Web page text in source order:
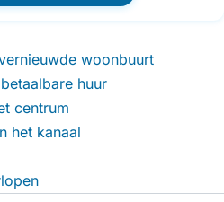
woonbuurt
huur
centrum
het kanaal